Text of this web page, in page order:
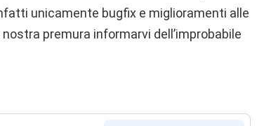
unicamente bugfix e miglioramenti alle
premura informarvi dell’improbabile